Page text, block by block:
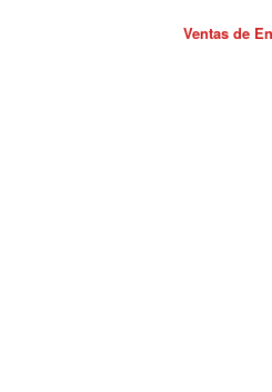
Ventas de